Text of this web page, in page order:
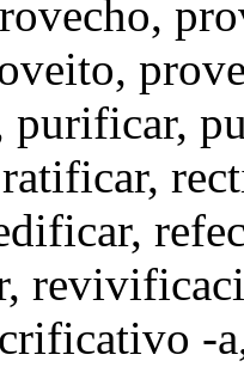
,
,
purificar,
ratificar,
,
,
-